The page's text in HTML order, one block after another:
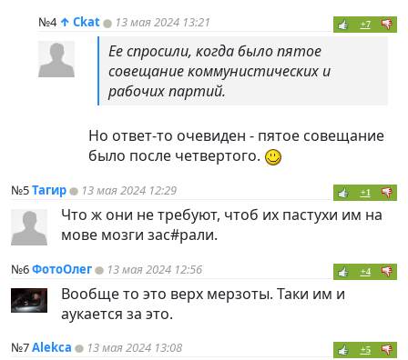
№4 ↑ Ckat 13 мая 2024 13:21 +7
Ее спросили, когда было пятое
совещание коммунистических и
рабочих партий.
Но ответ-то очевиден - пятое совещание
было после четвертого.
№5Тагир 13 мая 2024 12:29 +1
Что ж они не требуют, чтоб их пастухи им на
мове мозги зас#рали.
№6ФотоОлег 13 мая 2024 12:56 +4
Вообще то это верх мерзоты. Таки им и
аукается за это.
№7Alekca 13 мая 2024 13:08 +5